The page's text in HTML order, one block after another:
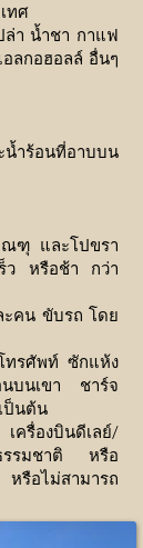
ทศ
ล่า น้ำชา กาแฟ
ลกอฮอลล์ อื่นๆ
ำร้อนที่อาบบน
ณฑุ และโปขรา
ว หรือช้า กว่า
คน ขับรถ โดย
ทรศัพท์ ซักแห้ง
นบนเขา ชาร์จ
ป็นต้น
รื่องบินดีเลย์/
ธรรมชาติ หรือ
อไม่สามารถ